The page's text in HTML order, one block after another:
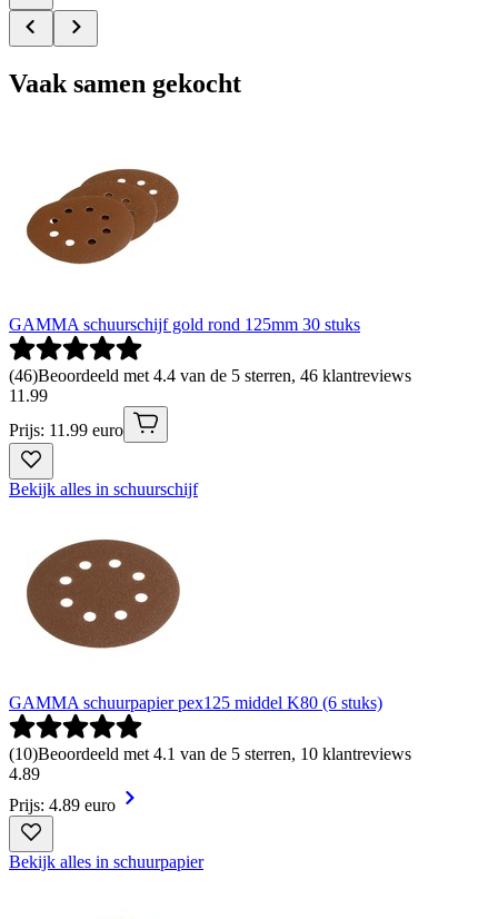
Vaak samen gekocht
GAMMA schuurschijf gold rond 125mm 30 stuks
(46)Beoordeeld met 4.4 van de 5 sterren, 46 klantreviews
11 .99
Prijs: 11.99 euro
Bekijk alles in schuurschijf
GAMMA schuurpapier pex125 middel K80 (6 stuks)
(10)Beoordeeld met 4.1 van de 5 sterren, 10 klantreviews
4.89
Prijs: 4.89 euro
Bekijk alles in schuurpapier